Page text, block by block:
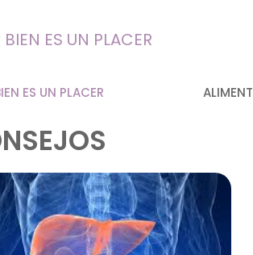
ES UN PLACER
ES UN PLACER